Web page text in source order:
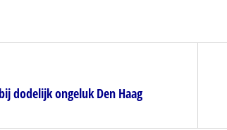
dodelijk ongeluk Den Haag